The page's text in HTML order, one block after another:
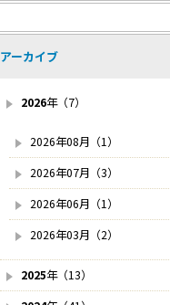
アーカイブ
2026年（7）
2026年08月（1）
2026年07月（3）
2026年06月（1）
2026年03月（2）
2025年（13）